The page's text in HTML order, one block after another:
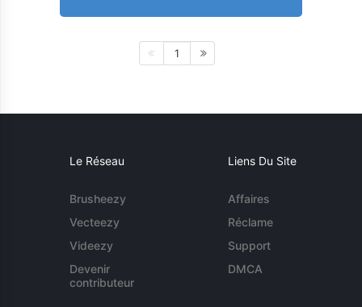
1
Le Réseau
Brusheezy
Vecteezy
Videezy
Devenir
contributeur
Liens Du Site
Affaires
Réclame
Support
DMCA